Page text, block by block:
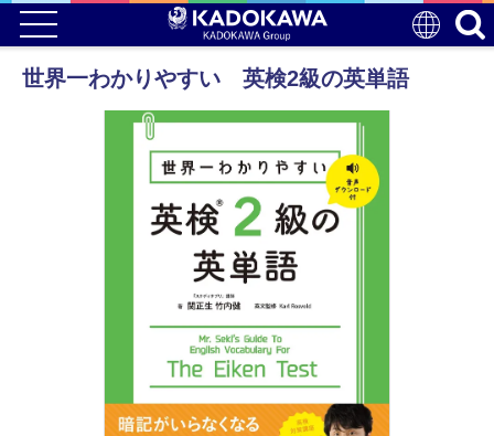
世界一わかりやすい 英検2級の英単語